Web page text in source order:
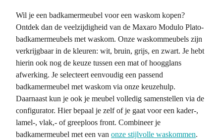
Wil je een badkamermeubel voor een waskom kopen?
Ontdek dan de veelzijdigheid van de Maxaro Modulo Plato-
badkamermeubels met waskom. Onze waskommeubels zijn
verkrijgbaar in de kleuren: wit, bruin, grijs, en zwart. Je hebt
hierin ook nog de keuze tussen een mat of hoogglans
afwerking. Je selecteert eenvoudig een passend
badkamermeubel met waskom via onze keuzehulp.
Daarnaast kun je ook je meubel volledig samenstellen via de
configurator. Hier bepaal je zelf of je gaat voor een kader-,
lamel-, vlak,- of greeploos front. Combineer je
badkamermeubel met een van onze stijlvolle waskommen.